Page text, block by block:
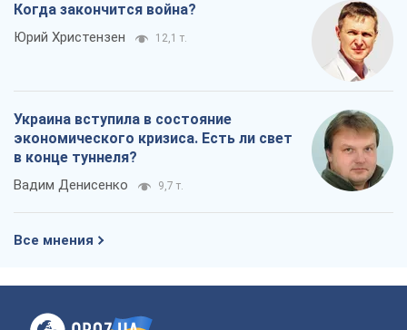
Когда закончится война?
Юрий Христензен 12,1 т.
Украина вступила в состояние
экономического кризиса. Есть ли свет
в конце туннеля?
Вадим Денисенко 9,7 т.
Все мнения